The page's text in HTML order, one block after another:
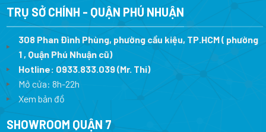
2.392.500 ₫.
TRỤ SỞ CHÍNH - QUẬN PHÚ NHUẬN
308 Phan Đình Phùng, phường cầu kiệu, TP.HCM ( phường
1 , Quận Phú Nhuận cũ)
Hotline: 0933.833.039(Mr. Thi)
Mở cửa: 8h-22h
Xem bản đồ
SHOWROOM QUẬN 7